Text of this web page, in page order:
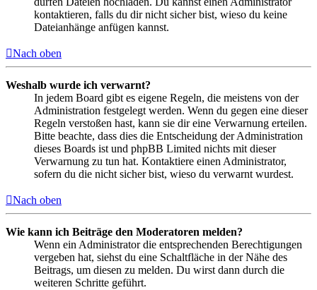
kontaktieren, falls du dir nicht sicher bist, wieso du keine
Dateianhänge anfügen kannst.
Nach oben
Weshalb wurde ich verwarnt?
In jedem Board gibt es eigene Regeln, die meistens von der
Administration festgelegt werden. Wenn du gegen eine dieser
Regeln verstoßen hast, kann sie dir eine Verwarnung erteilen.
Bitte beachte, dass dies die Entscheidung der Administration
dieses Boards ist und phpBB Limited nichts mit dieser
Verwarnung zu tun hat. Kontaktiere einen Administrator,
sofern du die nicht sicher bist, wieso du verwarnt wurdest.
Nach oben
Wie kann ich Beiträge den Moderatoren melden?
Wenn ein Administrator die entsprechenden Berechtigungen
vergeben hat, siehst du eine Schaltfläche in der Nähe des
Beitrags, um diesen zu melden. Du wirst dann durch die
weiteren Schritte geführt.